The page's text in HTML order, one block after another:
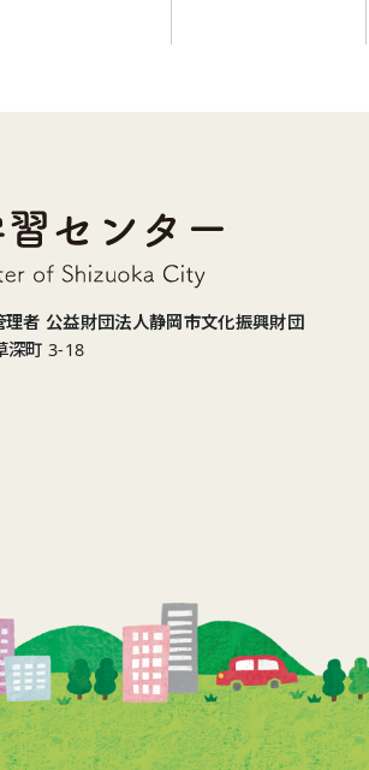
者 公益財団法人静岡市文化振興財団
深町 3-18